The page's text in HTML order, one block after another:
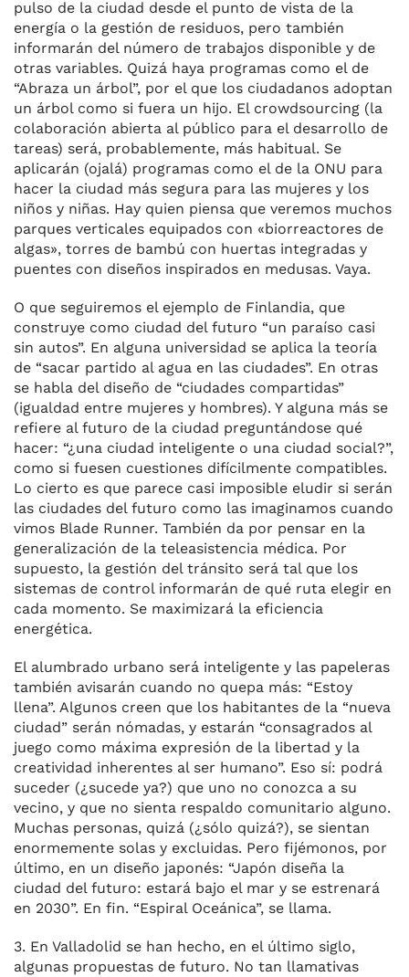
pulso de la ciudad desde el punto de vista de la
energía o la gestión de residuos, pero también
informarán del número de trabajos disponible y de
otras variables. Quizá haya programas como el de
“Abraza un árbol”, por el que los ciudadanos adoptan
un árbol como si fuera un hijo. El crowdsourcing (la
colaboración abierta al público para el desarrollo de
tareas) será, probablemente, más habitual. Se
aplicarán (ojalá) programas como el de la ONU para
hacer la ciudad más segura para las mujeres y los
niños y niñas. Hay quien piensa que veremos muchos
parques verticales equipados con «biorreactores de
algas», torres de bambú con huertas integradas y
puentes con diseños inspirados en medusas. Vaya.
O que seguiremos el ejemplo de Finlandia, que
construye como ciudad del futuro “un paraíso casi
sin autos”. En alguna universidad se aplica la teoría
de “sacar partido al agua en las ciudades”. En otras
se habla del diseño de “ciudades compartidas”
(igualdad entre mujeres y hombres). Y alguna más se
refiere al futuro de la ciudad preguntándose qué
hacer: “¿una ciudad inteligente o una ciudad social?”,
como si fuesen cuestiones difícilmente compatibles.
Lo cierto es que parece casi imposible eludir si serán
las ciudades del futuro como las imaginamos cuando
vimos Blade Runner. También da por pensar en la
generalización de la teleasistencia médica. Por
supuesto, la gestión del tránsito será tal que los
sistemas de control informarán de qué ruta elegir en
cada momento. Se maximizará la eficiencia
energética.
El alumbrado urbano será inteligente y las papeleras
también avisarán cuando no quepa más: “Estoy
llena”. Algunos creen que los habitantes de la “nueva
ciudad” serán nómadas, y estarán “consagrados al
juego como máxima expresión de la libertad y la
creatividad inherentes al ser humano”. Eso sí: podrá
suceder (¿sucede ya?) que uno no conozca a su
vecino, y que no sienta respaldo comunitario alguno.
Muchas personas, quizá (¿sólo quizá?), se sientan
enormemente solas y excluidas. Pero fijémonos, por
último, en un diseño japonés: “Japón diseña la
ciudad del futuro: estará bajo el mar y se estrenará
en 2030”. En fin. “Espiral Oceánica”, se llama.
3. En Valladolid se han hecho, en el último siglo,
algunas propuestas de futuro. No tan llamativas